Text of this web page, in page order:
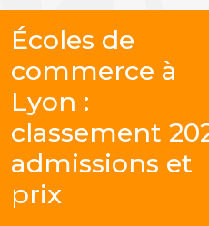
Écoles de
commerce à
Lyon :
classement
admissions et
prix